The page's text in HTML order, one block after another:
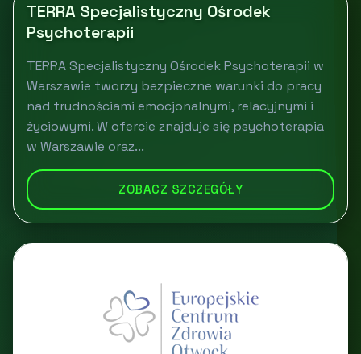
TERRA Specjalistyczny Ośrodek
Psychoterapii
TERRA Specjalistyczny Ośrodek Psychoterapii w
Warszawie tworzy bezpieczne warunki do pracy
nad trudnościami emocjonalnymi, relacyjnymi i
życiowymi. W ofercie znajduje się psychoterapia
w Warszawie oraz...
ZOBACZ SZCZEGÓŁY